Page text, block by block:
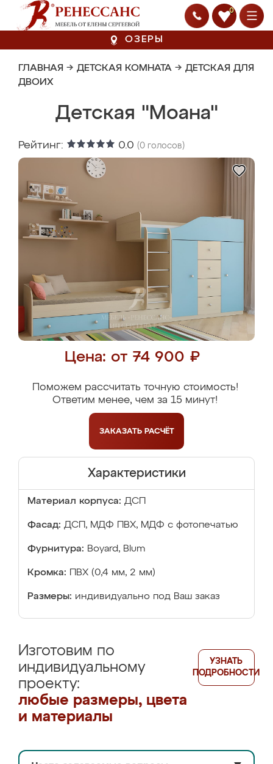
0
ОЗЕРЫ
ГЛАВНАЯ → ДЕТСКАЯ КОМНАТА → ДЕТСКАЯ ДЛЯ
ДВОИХ
Детская "Моана"
Рейтинг: 0.0 (0 голосов)
Цена: от 74 900 ₽
Поможем рассчитать точную стоимость!
Ответим менее, чем за 15 минут!
ЗАКАЗАТЬ РАСЧЁТ
Характеристики
Материал корпуса: ДСП
Фасад: ДСП, МДФ ПВХ, МДФ с фотопечатью
Фурнитура: Boyard, Blum
Кромка: ПВХ (0,4 мм, 2 мм)
Размеры: индивидуально под Ваш заказ
Изготовим по
индивидуальному
проекту:
любые размеры, цвета
и материалы
УЗНАТЬ
ПОДРОБНОСТИ